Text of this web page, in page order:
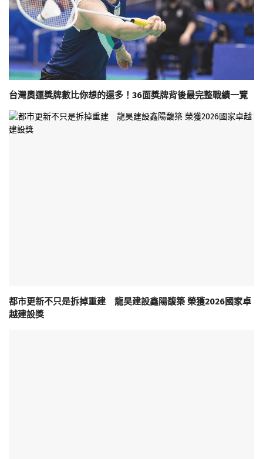
台灣奧運獎牌數比你想的還多！36面獎牌背後最完整戰績一覽
都市更新不只是拆掉重建 龍昊建設鑫陽馥築 榮獲2026國家卓
越建設獎